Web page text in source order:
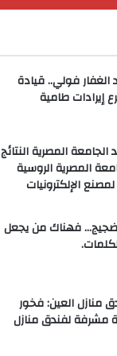
فولي.. قيادة
إيرادات طامية
الجامعة المصرية النتائج
المصرية الروسية
الإلكترونيات
ضجيج… فهناك من يجعل
منازل العين: فخور
لفندق منازل